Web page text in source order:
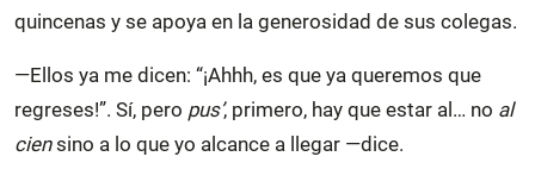
quincenas y se apoya en la generosidad de sus colegas.
—Ellos ya me dicen: “¡Ahhh, es que ya queremos que
regreses!”. Sí, pero pus’, primero, hay que estar al… no al
ciensino a lo que yo alcance a llegar —dice.